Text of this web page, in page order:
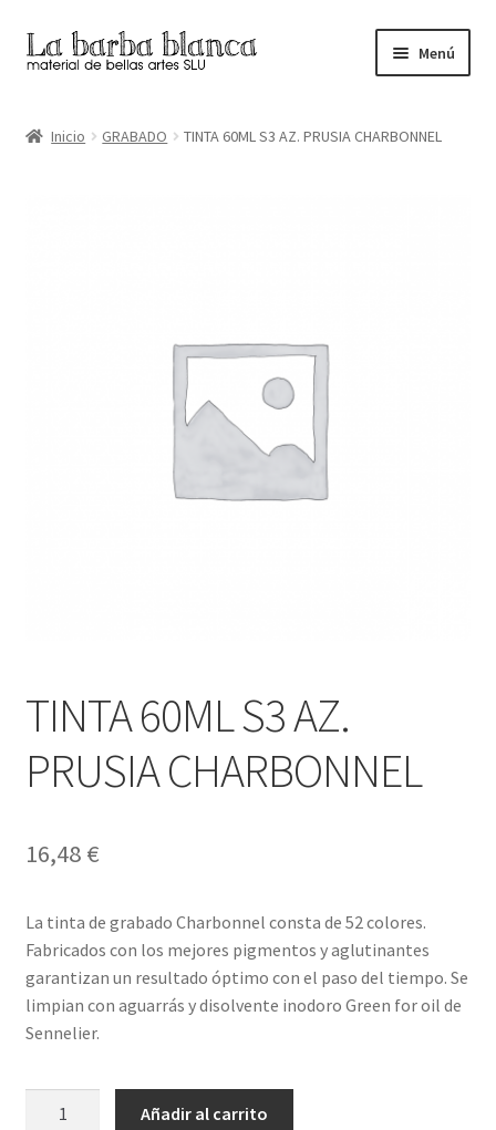
Ir
a
navegación
Ir
al
Menú
Inicio GRABADO TINTA 60ML S3 AZ. PRUSIA CHARBONNEL
TINTA 60ML S3 AZ.
PRUSIA CHARBONNEL
16,48 €
La tinta de grabado Charbonnel consta de 52 colores.
Fabricados con los mejores pigmentos y aglutinantes
garantizan un resultado óptimo con el paso del tiempo. Se
limpian con aguarrás y disolvente inodoro Green for oil de
Sennelier.
Añadir al carrito